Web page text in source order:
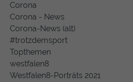
Corona
Corona - News
Corona-News (alt)
#trotzdemsport
Topthemen
westfalen8
Westfalen8-Porträts 2021